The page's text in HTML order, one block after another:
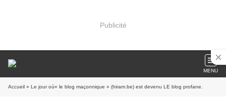
Publicité
MENU
Accueil » Le jour où« le blog maçonnique » (hiram.be) est devenu LE blog profane.